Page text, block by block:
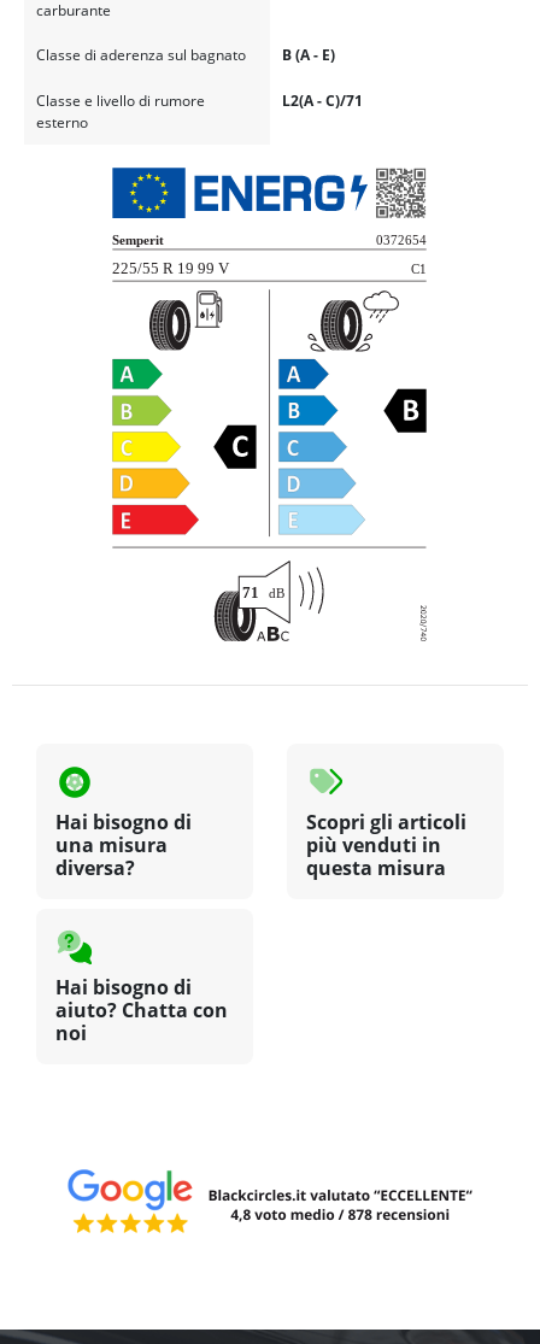
carburante
Classe di aderenza sul bagnato B (A - E)
Classe e livello di rumore
esterno
L2(A - C)/71
Hai bisogno di
una misura
diversa?
Scopri gli articoli
più venduti in
questa misura
Hai bisogno di
aiuto? Chatta con
noi